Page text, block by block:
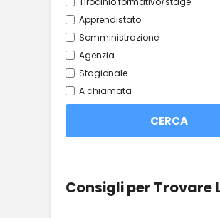
Apprendistato
Somministrazione
Agenzia
Stagionale
A chiamata
Consigli per Trovare